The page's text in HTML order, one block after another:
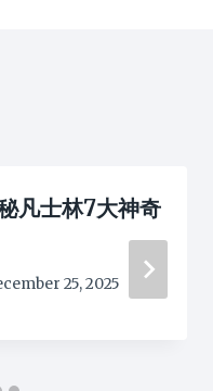
凡士林7大神奇
25, 2025